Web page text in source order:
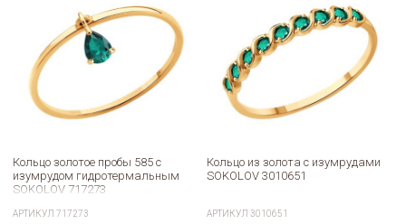
Кольцо золотое пробы 585 с
изумрудом гидротермальным
SOKOLOV 717273
АРТИКУЛ717273
Кольцо из золота с изумрудами
SOKOLOV 3010651
АРТИКУЛ 3010651